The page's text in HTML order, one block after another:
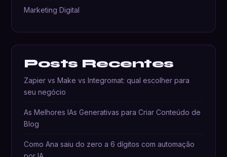
Marketing Digital
Posts Recentes
Zapier vs Make vs Integromat: qual escolher para
seu negócio
As Melhores IAs Generativas para Criar Conteúdo de
Blog
Como Ana saiu do zero a 6 dígitos com automação